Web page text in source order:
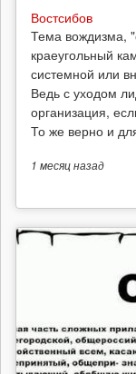
Востсибов
Тема вождизма,
краеугольный
системной или
Ведь с уходом
организация,
То же верно и
1 месяцназад